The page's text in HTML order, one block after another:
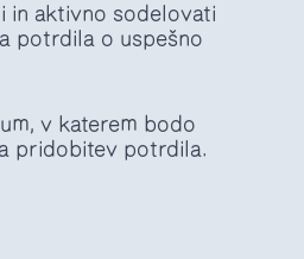
in aktivno sodelovati
potrdila o uspešno
v katerem bodo
pridobitev potrdila.